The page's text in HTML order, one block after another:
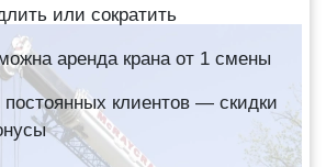
или сократить
аренда крана от 1 смены
клиентов — скидки